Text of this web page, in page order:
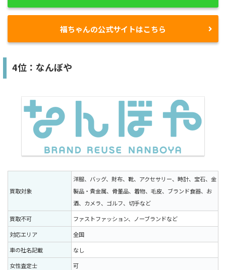
福ちゃんの公式サイトはこちら
4位：なんぼや
買取対象
洋服、バッグ、財布、靴、アクセサリー、時計、宝石、金
製品・貴金属、骨董品、着物、毛皮、ブランド食器、お
酒、カメラ、ゴルフ、切手など
買取不可
ファストファッション、ノーブランドなど
対応エリア
全国
車の社名記載
なし
女性査定士
可